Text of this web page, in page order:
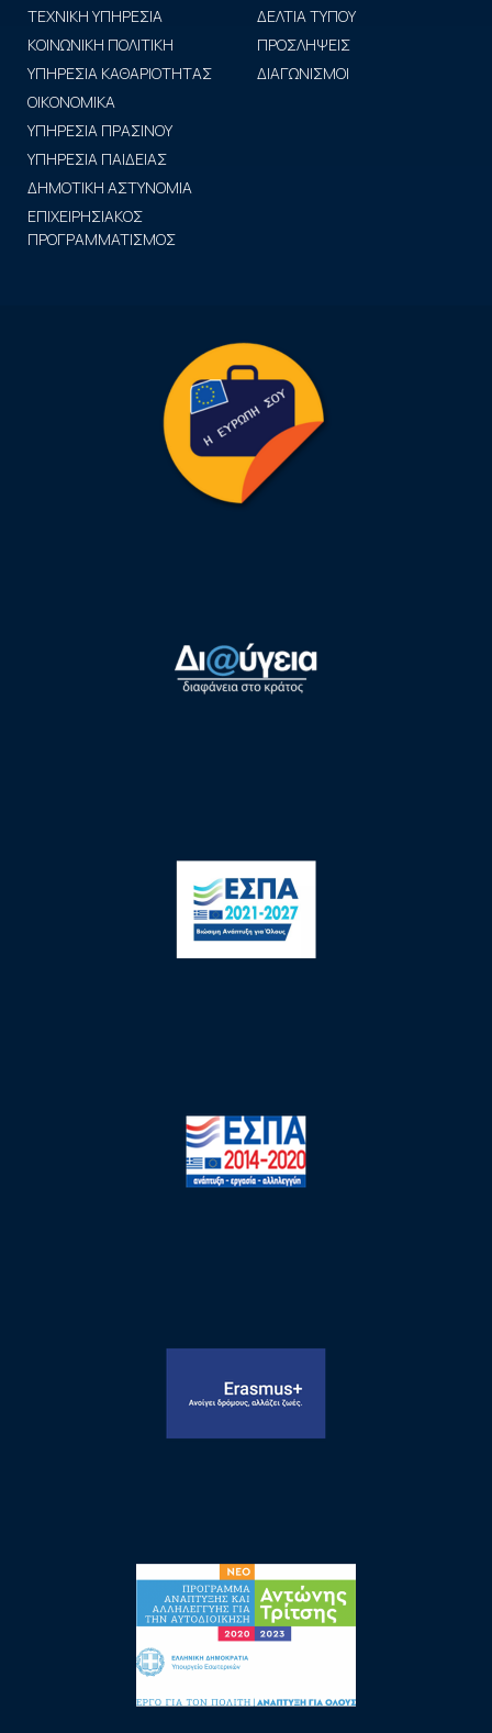
ΤΕΧΝΙΚΗ ΥΠΗΡΕΣΙΑ
ΚΟΙΝΩΝΙΚΗ ΠΟΛΙΤΙΚΗ
ΥΠΗΡΕΣΙΑ ΚΑΘΑΡΙΟΤΗΤΑΣ
ΟΙΚΟΝΟΜΙΚΑ
ΥΠΗΡΕΣΙΑ ΠΡΑΣΙΝΟΥ
ΥΠΗΡΕΣΙΑ ΠΑΙΔΕΙΑΣ
ΔΗΜΟΤΙΚΗ ΑΣΤΥΝΟΜΙΑ
ΕΠΙΧΕΙΡΗΣΙΑΚΟΣ
ΠΡΟΓΡΑΜΜΑΤΙΣΜΟΣ
ΔΕΛΤΙΑ ΤΥΠΟΥ
ΠΡΟΣΛΗΨΕΙΣ
ΔΙΑΓΩΝΙΣΜΟΙ